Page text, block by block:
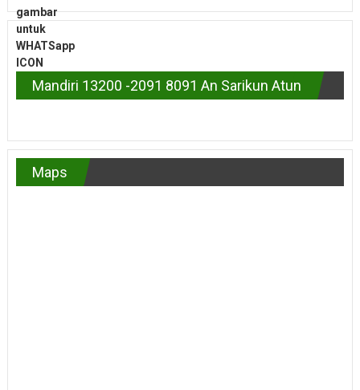
Mandiri 13200 -2091 8091 An Sarikun Atun
Maps